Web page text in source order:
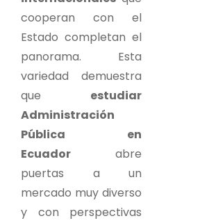
cooperan con el
Estado completan el
panorama. Esta
variedad demuestra
que estudiar
Administración
Pública en
Ecuador abre
puertas a un
mercado muy diverso
y con perspectivas